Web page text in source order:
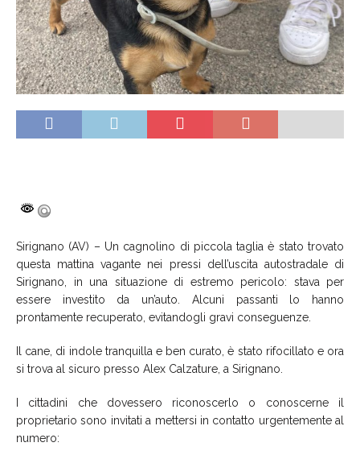
Sirignano (AV) – Un cagnolino di piccola taglia è stato trovato
questa mattina vagante nei pressi dell’uscita autostradale di
Sirignano, in una situazione di estremo pericolo: stava per
essere investito da un’auto. Alcuni passanti lo hanno
prontamente recuperato, evitandogli gravi conseguenze.
Il cane, di indole tranquilla e ben curato, è stato rifocillato e ora
si trova al sicuro presso Alex Calzature, a Sirignano.
I cittadini che dovessero riconoscerlo o conoscerne il
proprietario sono invitati a mettersi in contatto urgentemente al
numero: